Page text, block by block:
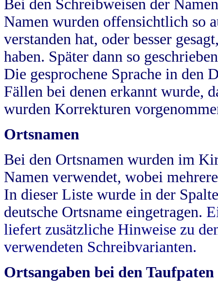
Bei den Schreibweisen der
Namen wurden offensichtlich so
verstanden hat, oder besser
haben. Später dann so
Die gesprochene Sprache in
Fällen bei denen erkannt wurde,
wurden Korrekturen
Ortsnamen
Bei den Ortsnamen wurden im
Namen verwendet, wobei
In dieser Liste wurde in der
deutsche Ortsname eingetragen.
liefert zusätzliche Hinweise zu
verwendeten Schreibvarianten.
Ortsangaben bei den Taufpaten